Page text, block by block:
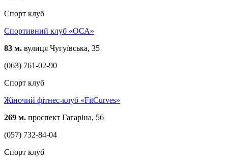
Спорт клуб
Спортивний клуб «ОСА»
83 м. вулиця Чугуївська, 35
(063) 761-02-90
Спорт клуб
Жіночий фітнес-клуб «FitCurves»
269 м. проспект Гагаріна, 56
(057) 732-84-04
Спорт клуб